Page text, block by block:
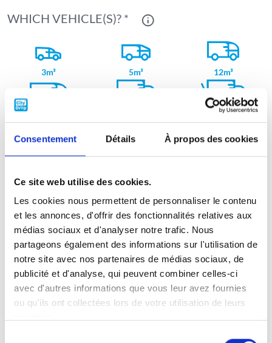
Consentement Détails À propos des cookies
Ce site web utilise des cookies.
Les cookies nous permettent de personnaliser le contenu
et les annonces, d'offrir des fonctionnalités relatives aux
médias sociaux et d'analyser notre trafic. Nous
partageons également des informations sur l'utilisation de
notre site avec nos partenaires de médias sociaux, de
publicité et d'analyse, qui peuvent combiner celles-ci
avec d'autres informations que vous leur avez fournies
ou qu'ils ont collectées lors de votre utilisation de leurs
WHICH VEHICLE(S)? *More information
3m³ 5m³ 12m³
20m³ tailgate
Flexible dates
First name
Email